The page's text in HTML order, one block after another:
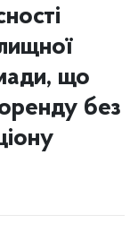
що
без